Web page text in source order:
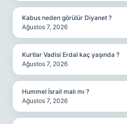
Kabus neden görülür Diyanet ?
Ağustos 7, 2026
Kurtlar Vadisi Erdal kaç yaşında ?
Ağustos 7, 2026
Hummel İsrail malı mı ?
Ağustos 7, 2026